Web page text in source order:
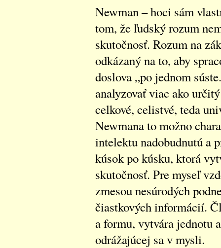
Newman – hoci sám
tom, že ľudský rozum
skutočnosť. Rozum na
odkázaný na to, aby
doslova „po jednom
analyzovať viac ako
celkové, celistvé, teda
Newmana to možno
intelektu nadobudnutú a
kúsok po kúsku, ktorá
skutočnosť. Pre myseľ
zmesou nesúrodých
čiastkových informácií.
a formu, vytvára jednotu
odrážajúcej sa v mysli.